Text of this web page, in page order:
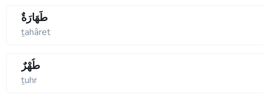
طَهَارَةٌ
ṯahâret
طُهْرٌ
ṯuhr